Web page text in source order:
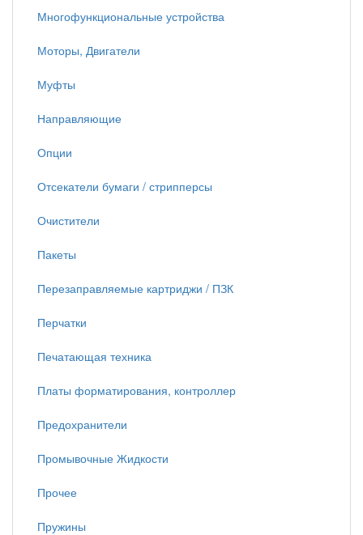
Многофункциональные устройства
Моторы, Двигатели
Муфты
Направляющие
Опции
Отсекатели бумаги / стрипперсы
Очистители
Пакеты
Перезаправляемые картриджи / ПЗК
Перчатки
Печатающая техника
Платы форматирования, контроллер
Предохранители
Промывочные Жидкости
Прочее
Пружины